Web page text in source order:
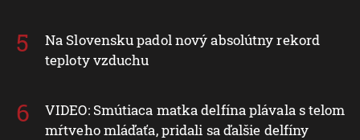
Na Slovensku padol nový absolútny rekord
teploty vzduchu
VIDEO: Smútiaca matka delfína plávala s telom
mŕtveho mláďaťa, pridali sa ďalšie delfíny